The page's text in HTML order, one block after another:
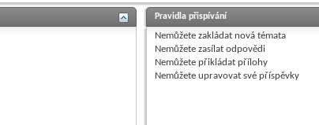
Pravidla přispívání
Nemůžete zakládat nová témata
Nemůžete zasílat odpovědi
Nemůžete přikládat přílohy
Nemůžete upravovat své příspěvky